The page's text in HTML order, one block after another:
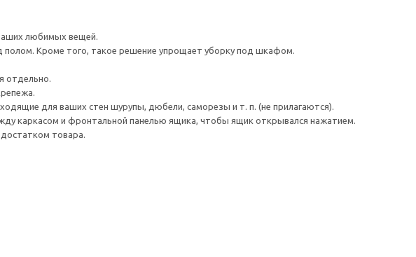
любимых вещей.
Кроме того, такое решение упрощает уборку под шкафом.
отдельно.
для ваших стен шурупы, дюбели, саморезы и т. п. (не прилагаются).
каркасом и фронтальной панелью ящика, чтобы ящик открывался нажатием.
товара.